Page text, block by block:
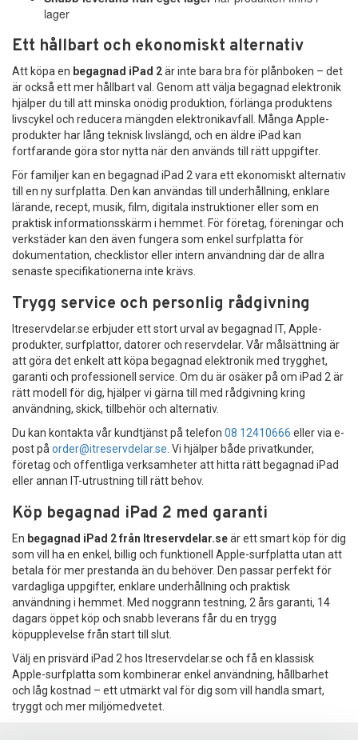
lager
Ett hållbart och ekonomiskt alternativ
Att köpa en begagnad iPad 2är inte bara bra för plånboken – det
är också ett mer hållbart val. Genom att välja begagnad elektronik
hjälper du till att minska onödig produktion, förlänga produktens
livscykel och reducera mängden elektronikavfall. Många Apple-
produkter har lång teknisk livslängd, och en äldre iPad kan
fortfarande göra stor nytta när den används till rätt uppgifter.
För familjer kan en begagnad iPad 2 vara ett ekonomiskt alternativ
till en ny surfplatta. Den kan användas till underhållning, enklare
lärande, recept, musik, film, digitala instruktioner eller som en
praktisk informationsskärm i hemmet. För företag, föreningar och
verkstäder kan den även fungera som enkel surfplatta för
dokumentation, checklistor eller intern användning där de allra
senaste specifikationerna inte krävs.
Trygg service och personlig rådgivning
Itreservdelar.se erbjuder ett stort urval av begagnad IT, Apple-
produkter, surfplattor, datorer och reservdelar. Vår målsättning är
att göra det enkelt att köpa begagnad elektronik med trygghet,
garanti och professionell service. Om du är osäker på om iPad 2 är
rätt modell för dig, hjälper vi gärna till med rådgivning kring
användning, skick, tillbehör och alternativ.
Du kan kontakta vår kundtjänst på telefon 08 12410666 eller via e-
post på order@itreservdelar.se . Vi hjälper både privatkunder,
företag och offentliga verksamheter att hitta rätt begagnad iPad
eller annan IT-utrustning till rätt behov.
Köp begagnad iPad 2 med garanti
En begagnad iPad 2 från Itreservdelar.seär ett smart köp för dig
som vill ha en enkel, billig och funktionell Apple-surfplatta utan att
betala för mer prestanda än du behöver. Den passar perfekt för
vardagliga uppgifter, enklare underhållning och praktisk
användning i hemmet. Med noggrann testning, 2 års garanti, 14
dagars öppet köp och snabb leverans får du en trygg
köpupplevelse från start till slut.
Välj en prisvärd iPad 2 hos Itreservdelar.se och få en klassisk
Apple-surfplatta som kombinerar enkel användning, hållbarhet
och låg kostnad – ett utmärkt val för dig som vill handla smart,
tryggt och mer miljömedvetet.